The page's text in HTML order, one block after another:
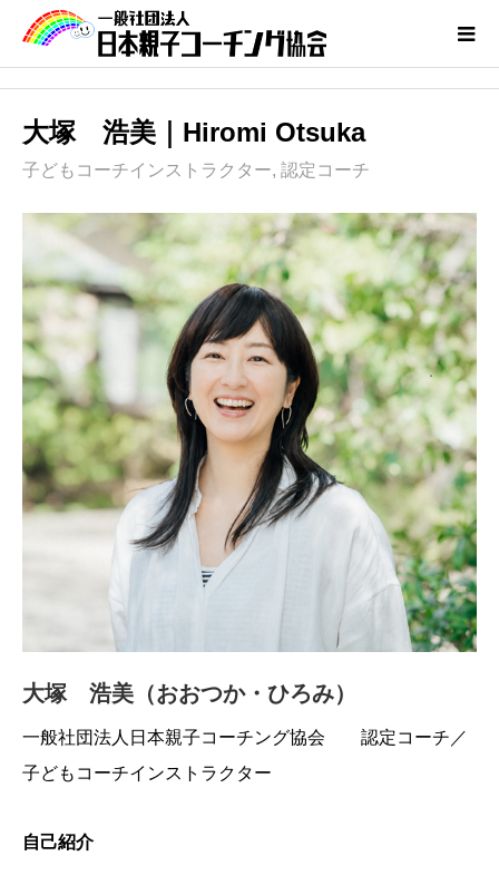
大塚 浩美｜Hiromi Otsuka
子どもコーチインストラクター, 認定コーチ
大塚 浩美（おおつか・ひろみ）
一般社団法人日本親子コーチング協会 認定コーチ／
子どもコーチインストラクター
自己紹介